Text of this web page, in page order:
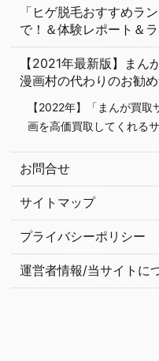
「ヒゲ脱毛おすすめラ
で！＆体験レポート＆
【2021年最新版】まん
漫画村の代わりのお勧め
【2022年】「まんが買
画を高価買取してくれる
お問合せ
サイトマップ
プライバシーポリシー
運営者情報/当サイトに